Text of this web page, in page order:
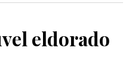
eldorado